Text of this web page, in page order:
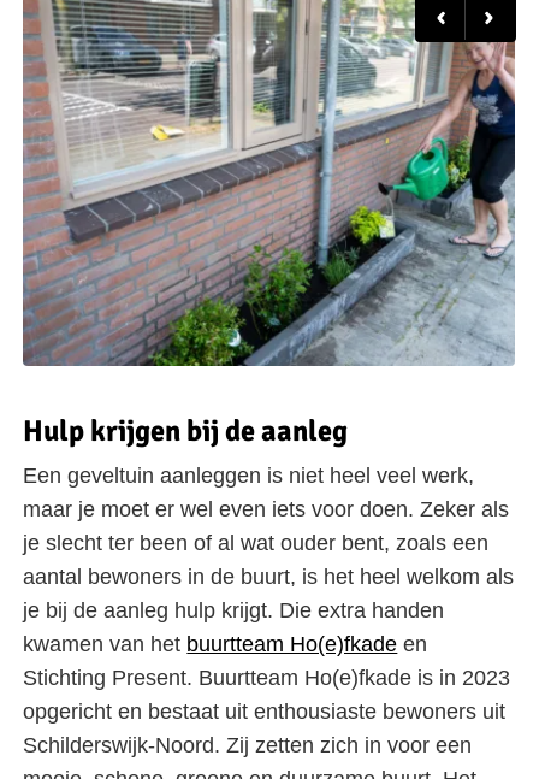
Hulp krijgen bij de aanleg
Een geveltuin aanleggen is niet heel veel werk,
maar je moet er wel even iets voor doen. Zeker als
je slecht ter been of al wat ouder bent, zoals een
aantal bewoners in de buurt, is het heel welkom als
je bij de aanleg hulp krijgt. Die extra handen
kwamen van het buurtteam Ho(e)fkade en
Stichting Present. Buurtteam Ho(e)fkade is in 2023
opgericht en bestaat uit enthousiaste bewoners uit
Schilderswijk-Noord. Zij zetten zich in voor een